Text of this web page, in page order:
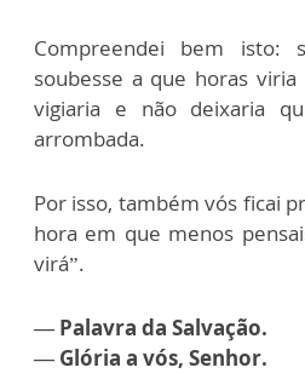
Compreendei bem isto:
soubesse a que horas
vigiaria e não deixaria
arrombada.
Por isso, também vós ficai
hora em que menos
virá”.
— Palavra da Salvação.
— Glória a vós, Senhor.